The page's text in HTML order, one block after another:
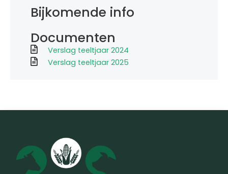
Bijkomende info
Documenten
Verslag teeltjaar 2024
Verslag teeltjaar 2025